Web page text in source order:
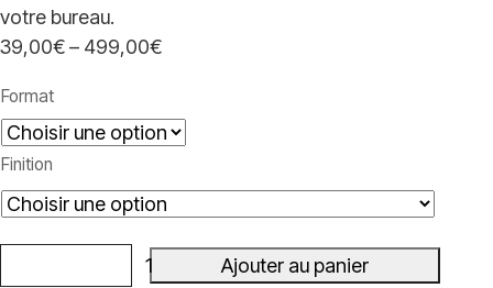
votre bureau.
39,00€– 499,00€
Plage
de
prix :
39,00€
499,00€
Format
Finition
Ajouter au panier